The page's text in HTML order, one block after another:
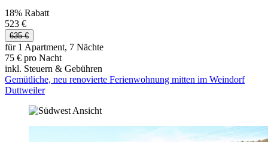
18% Rabatt
523 €
635 €
für 1 Apartment, 7 Nächte
75 € pro Nacht
inkl. Steuern & Gebühren
Gemütliche, neu renovierte Ferienwohnung mitten im Weindorf
Duttweiler